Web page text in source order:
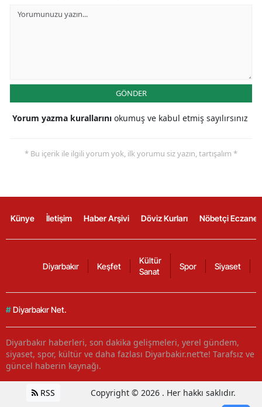
GÖNDER
Yorum yazma kurallarını okumuş ve kabul etmiş sayılırsınız
* Bu içerik ile ilgili yorum yok, ilk yorumu siz yazın, tartışalım *
Künye İletişim Haber Arşivi Döviz Kurları Nöbetçi
Diyarbakır Keşfet
Kültür
Sanat
Spor Siyaset
# Diyarbakır Net.
Diyarbakır haberleri, son dakika gelişmeleri, yerel gündem,
siyaset, spor, kültür ve daha fazlası Diyarbakir.net’te! Tarafsız ve
güncel haberin kaynağı.
RSS Copyright © 2026 . Her hakkı saklıdır.